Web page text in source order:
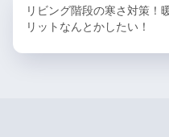
リビング階段の寒さ対策！
リットなんとかしたい！